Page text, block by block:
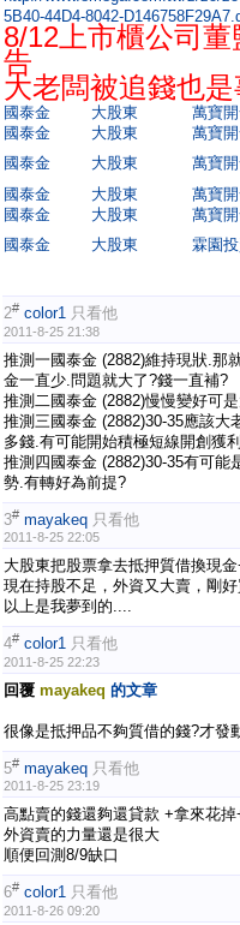
5B40-44D4-8042-
8/12上市櫃公司
告
大老闆被追錢也是
國泰金 大股東 萬寶
國泰金
大股東 萬寶
國泰金
大股東 萬寶
國泰金
大股東 萬寶
國泰金
大股東 萬寶
國泰金
大股東 霖園
2# color1 只看他
2011-8-25 21:38
推測一國泰金 (2882)維持現狀.那
金一直少.問題就大了?錢一直補?
推測二國泰金 (2882)慢慢變好可
推測三國泰金 (2882)30-35應該大
多錢.有可能開始積極短線開創獲利.
推測四國泰金 (2882)30-35有可能
勢.有轉好為前提?
3# mayakeq 只看他
2011-8-25 22:05
大股東把股票拿去抵押質借換現
現在持股不足，外資又大賣，剛
以上是我夢到的....
4# color1 只看他
2011-8-25 22:23
回覆 mayakeq 的文章
很像是抵押品不夠質借的錢?才發
5# mayakeq 只看他
2011-8-25 23:19
高點賣的錢還夠還貸款 +拿來花
外資賣的力量還是很大
順便回測8/9缺口
6# color1 只看他
2011-8-26 09:20